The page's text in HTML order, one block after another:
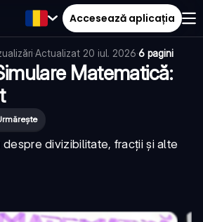
Accesează aplicația
·Actualizat 20 iul. 2026·6 pagini
Matematică:
despre divizibilitate, fracții și alte